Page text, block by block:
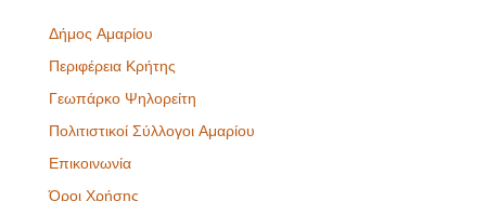
Δήμος Αμαρίου
Περιφέρεια Κρήτης
Γεωπάρκο Ψηλορείτη
Πολιτιστικοί Σύλλογοι Αμαρίου
Επικοινωνία
Όροι Χρήσης